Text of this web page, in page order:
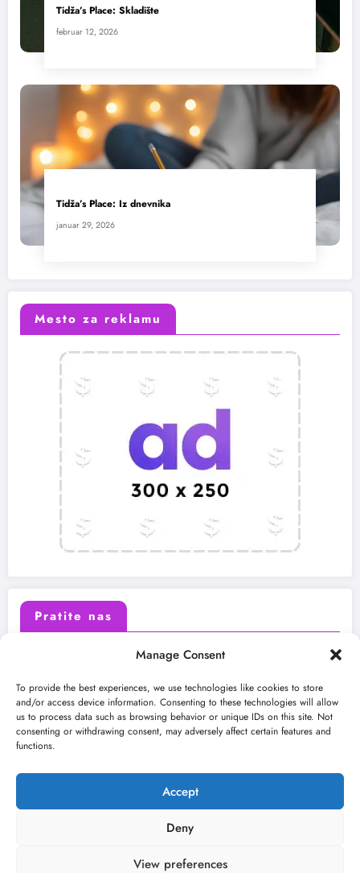
Manage Consent
To provide the best experiences, we use technologies like cookies to store
and/or access device information. Consenting to these technologies will allow
us to process data such as browsing behavior or unique IDs on this site. Not
consenting or withdrawing consent, may adversely affect certain features and
functions.
Accept
Deny
View preferences
Tidža’s Place: Skladište
februar 12, 2026
Tidža’s Place: Iz dnevnika
januar 29, 2026
Mesto za reklamu
Pratite nas
Instagram Youtube